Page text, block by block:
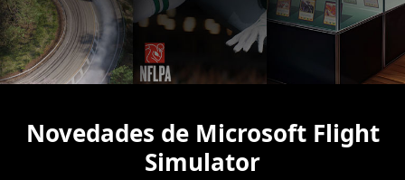
Novedades de Microsoft Flight
Simulator